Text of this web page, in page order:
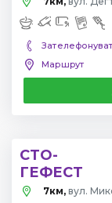
Маршрут
СТО-
ГЕФЕСТ
7км, вул.